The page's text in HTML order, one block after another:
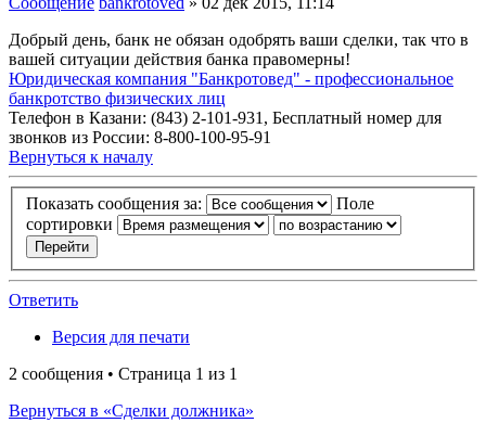
Добрый день, банк не обязан одобрять ваши сделки, так что в
вашей ситуации действия банка правомерны!
Юридическая компания "Банкротовед" - профессиональное
банкротство физических лиц
Телефон в Казани: (843) 2-101-931, Бесплатный номер для
звонков из России: 8-800-100-95-91
Вернуться к началу
Показать сообщения за:
Поле
сортировки
Ответить
Версия для печати
2 сообщения • Страница 1 из 1
Вернуться в «Сделки должника»